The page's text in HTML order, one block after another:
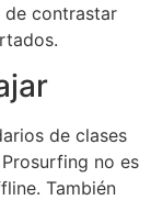
de contrastar
de clases
no es
También